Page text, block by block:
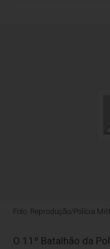
Foto: Reprodução/Polícia
O 11º Batalhão da